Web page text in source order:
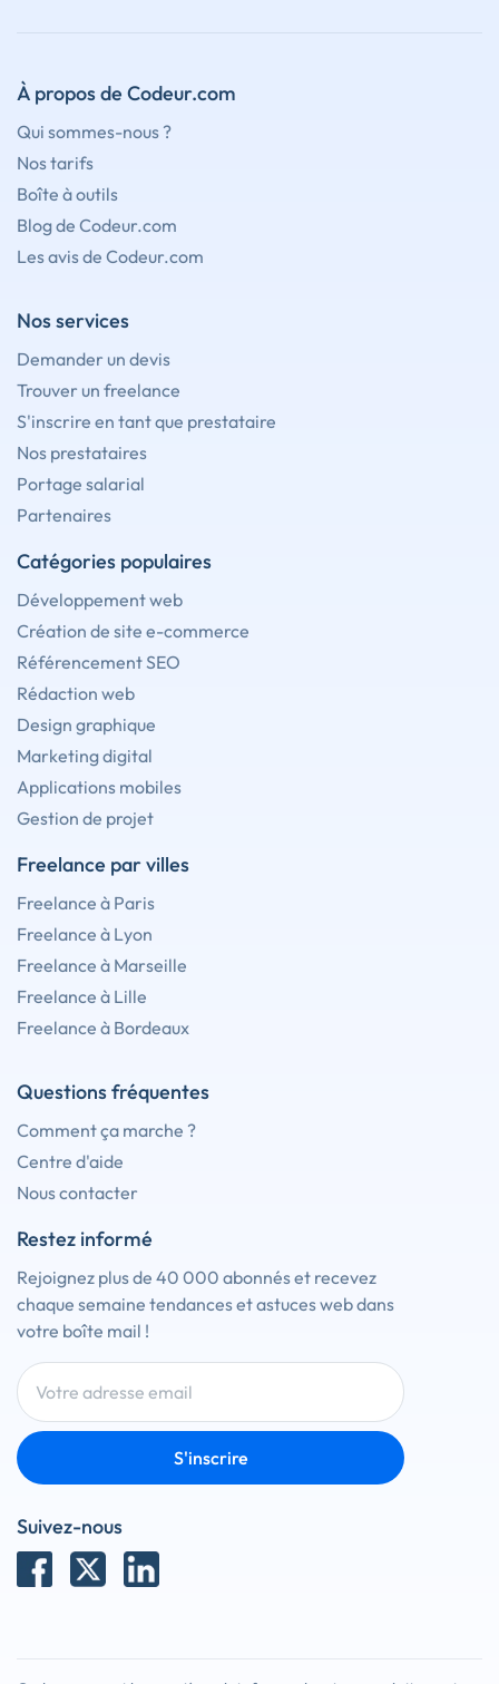
À propos de Codeur.com
Qui sommes-nous ?
Nos tarifs
Boîte à outils
Blog de Codeur.com
Les avis de Codeur.com
Nos services
Demander un devis
Trouver un freelance
S'inscrire en tant que prestataire
Nos prestataires
Portage salarial
Partenaires
Catégories populaires
Développement web
Création de site e-commerce
Référencement SEO
Rédaction web
Design graphique
Marketing digital
Applications mobiles
Gestion de projet
Freelance par villes
Freelance à Paris
Freelance à Lyon
Freelance à Marseille
Freelance à Lille
Freelance à Bordeaux
Questions fréquentes
Comment ça marche ?
Centre d'aide
Nous contacter
Restez informé
Rejoignez plus de 40 000 abonnés et recevez
chaque semaine tendances et astuces web dans
votre boîte mail !
S'inscrire
Suivez-nous